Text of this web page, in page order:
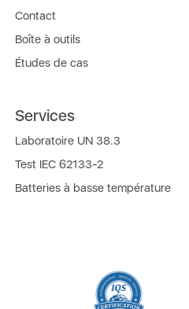
Contact
Boîte à outils
Études de cas
Services
Laboratoire UN 38.3
Test IEC 62133-2
Batteries à basse température